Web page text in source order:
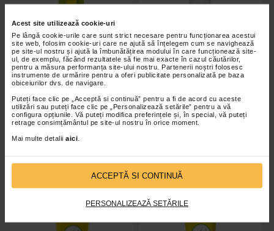
Acest site utilizează cookie-uri
Pe lângă cookie-urile care sunt strict necesare pentru funcționarea acestui
site web, folosim cookie-uri care ne ajută să înțelegem cum se navighează
pe site-ul nostru și ajută la îmbunătățirea modului în care funcționează site-
ul, de exemplu, făcând rezultatele să fie mai exacte în cazul căutărilor,
pentru a măsura performanța site-ului nostru. Partenerii noștri folosesc
instrumente de urmărire pentru a oferi publicitate personalizată pe baza
obiceiurilor dvs. de navigare.
Puteți face clic pe „Acceptă si continuă” pentru a fi de acord cu aceste
utilizări sau puteți face clic pe „Personalizează setările” pentru a vă
configura opțiunile. Vă puteți modifica preferințele și, în special, vă puteți
retrage consimțământul pe site-ul nostru în orice moment.
Mai multe detalii aici
ACCEPTĂ SI CONTINUĂ
PERSONALIZEAZĂ SETĂRILE
Pila dubla pentru pielea ingrosata
a calcaielor, 1 bucata, Efasit
Indisponibil
Gel racoritor pentru picioare, 75
ml, Efasit
Indisponibil